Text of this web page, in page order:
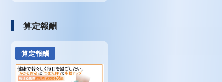
算定報酬
算定報酬